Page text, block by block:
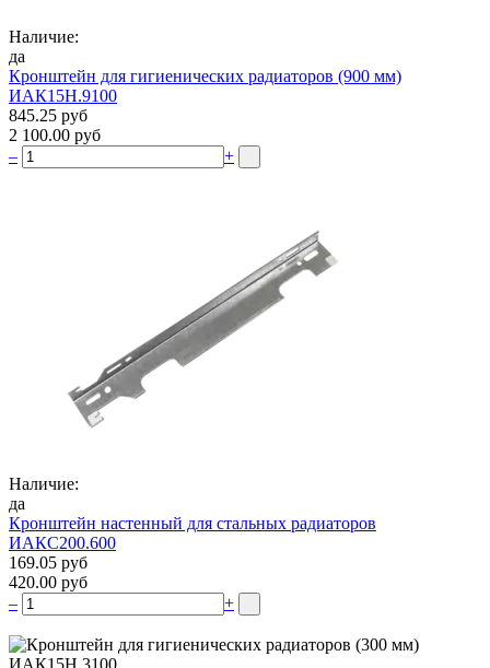
Наличие:
да
Кронштейн для гигиенических радиаторов (900 мм)
ИАК15Н.9100
845.25 руб
2 100.00 руб
–
+
Наличие:
да
Кронштейн настенный для стальных радиаторов
ИАКС200.600
169.05 руб
420.00 руб
–
+